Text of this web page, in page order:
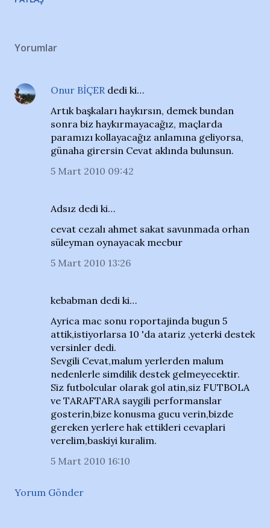
Yorumlar
Onur BİÇER dedi ki…
Artık başkaları haykırsın, demek bundan
sonra biz haykırmayacağız, maçlarda
paramızı kollayacağız anlamına geliyorsa,
günaha girersin Cevat aklında bulunsun.
5 Mart 2010 09:42
Adsız dedi ki…
cevat cezalı ahmet sakat savunmada orhan
süleyman oynayacak mecbur
5 Mart 2010 13:26
kebabman dedi ki…
Ayrica mac sonu roportajinda bugun 5
attik,istiyorlarsa 10 'da atariz ,yeterki destek
versinler dedi.
Sevgili Cevat,malum yerlerden malum
nedenlerle simdilik destek gelmeyecektir.
Siz futbolcular olarak gol atin,siz FUTBOLA
ve TARAFTARA saygili performanslar
gosterin,bize konusma gucu verin,bizde
gereken yerlere hak ettikleri cevaplari
verelim,baskiyi kuralim.
5 Mart 2010 16:10
Yorum Gönder